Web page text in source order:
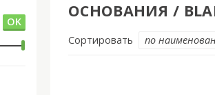
ОСНОВАНИЯ /
Сортировать